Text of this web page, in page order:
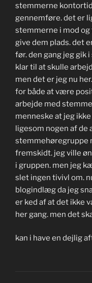
stemmerne
gennemføre. det er
stemmerne i mod
give dem plads. det
før. den gang jeg gik
klar til at skulle
men det er jeg nu
for både at være
arbejde med
menneske at jeg
ligesom nogen af de
stemmehøregruppe
fremskidt. jeg ville
i gruppen. men jeg
slet ingen tivivl om.
blogindlæg da jeg
er ked af at det ikke
her gang. men det
kan i have en dejlig